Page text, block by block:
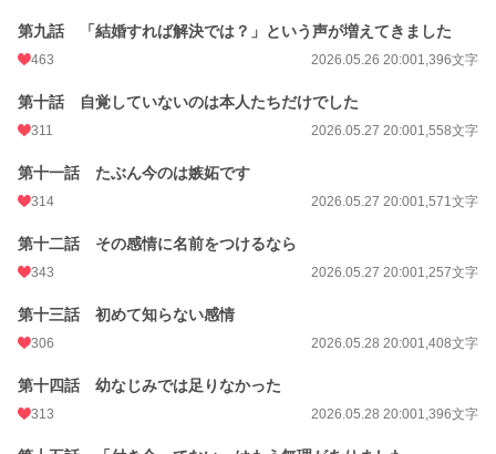
第九話 「結婚すれば解決では？」という声が増えてきました
463 2026.05.26 20:001,396文字
第十話 自覚していないのは本人たちだけでした
311 2026.05.27 20:001,558文字
第十一話 たぶん今のは嫉妬です
314 2026.05.27 20:001,571文字
第十二話 その感情に名前をつけるなら
343 2026.05.27 20:001,257文字
第十三話 初めて知らない感情
306 2026.05.28 20:001,408文字
第十四話 幼なじみでは足りなかった
313 2026.05.28 20:001,396文字